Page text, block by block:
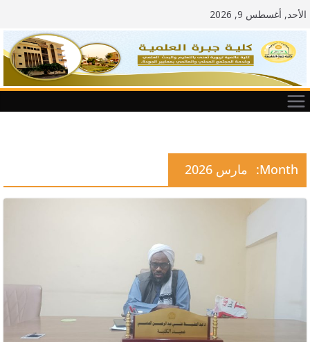
Skip
to
content
الأحد, أغسطس 9, 2026
Month: مارس 2026